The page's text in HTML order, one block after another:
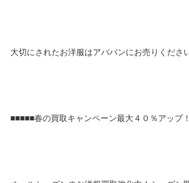
大切にされたお洋服はアババンにお売りください
■■■■■春の買取キャンペーン最大４０％アップ